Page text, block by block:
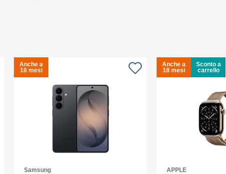
Anche a
18 mesi
Samsung
Anche a
18 mesi
Sconto a
carrello
APPLE